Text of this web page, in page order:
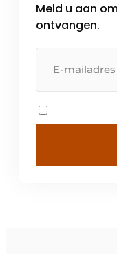
Meld u aan
ontvangen.